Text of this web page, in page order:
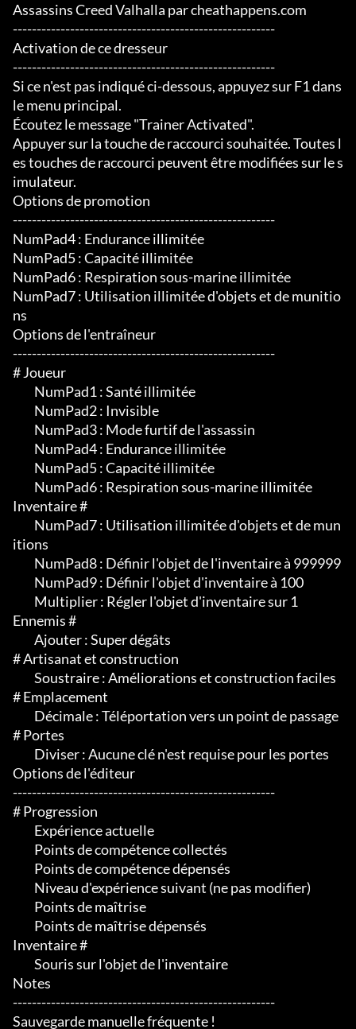
Assassins Creed Valhalla par cheathappens.com
-------------------------------------------------------
Activation de ce dresseur
-------------------------------------------------------
Si ce n'est pas indiqué ci-dessous, appuyez sur F1 dans
le menu principal.
Écoutez le message "Trainer Activated".
Appuyer sur la touche de raccourci souhaitée. Toutes l
es touches de raccourci peuvent être modifiées sur le s
imulateur.
Options de promotion
-------------------------------------------------------
NumPad4 : Endurance illimitée
NumPad5 : Capacité illimitée
NumPad6 : Respiration sous-marine illimitée
NumPad7 : Utilisation illimitée d'objets et de munitio
ns
Options de l'entraîneur
-------------------------------------------------------
# Joueur
Inventaire #
itions
Ennemis #
# Artisanat et construction
# Emplacement
# Portes
Options de l'éditeur
-------------------------------------------------------
# Progression
Inventaire #
Notes
-------------------------------------------------------
Sauvegarde manuelle fréquente !